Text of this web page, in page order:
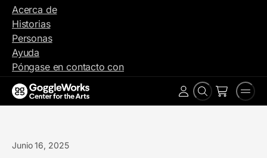
contenido
Acerca de
Historias
Personas
Ayuda
Póngase en contacto con
Buscar
en
Cuenta
Junio 16, 2025